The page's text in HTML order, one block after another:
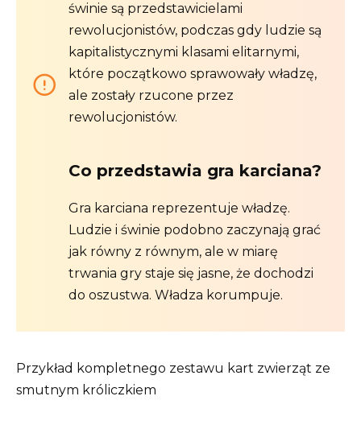
świnie są przedstawicielami
rewolucjonistów, podczas gdy ludzie są
kapitalistycznymi klasami elitarnymi,
które początkowo sprawowały władzę,
ale zostały rzucone przez
rewolucjonistów.
Co przedstawia gra karciana?
Gra karciana reprezentuje władzę.
Ludzie i świnie podobno zaczynają grać
jak równy z równym, ale w miarę
trwania gry staje się jasne, że dochodzi
do oszustwa. Władza korumpuje.
Przykład kompletnego zestawu kart zwierząt ze
smutnym króliczkiem